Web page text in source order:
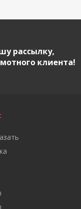
рассылку,
клиента!